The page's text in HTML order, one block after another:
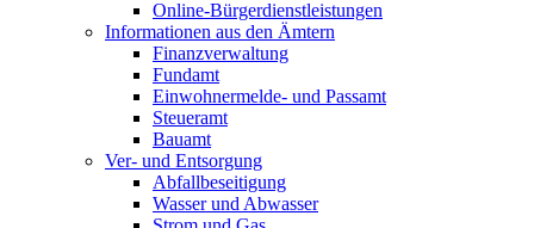
Online-Bürgerdienstleistungen
Informationen aus den Ämtern
Finanzverwaltung
Fundamt
Einwohnermelde- und Passamt
Steueramt
Bauamt
Ver- und Entsorgung
Abfallbeseitigung
Wasser und Abwasser